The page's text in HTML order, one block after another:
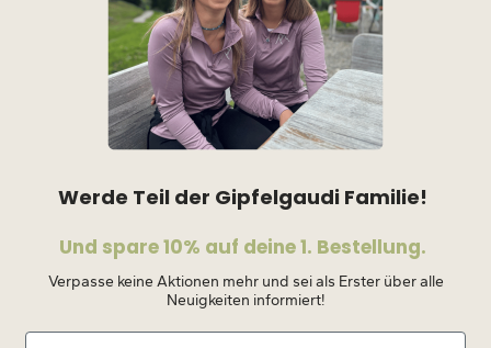
Werde Teil der Gipfelgaudi Familie!
Und spare 10% auf deine 1. Bestellung.
Verpasse keine Aktionen mehr und sei als Erster über alle
Neuigkeiten informiert!